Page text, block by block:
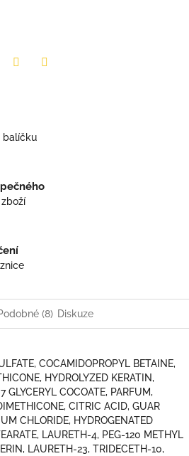
balíčku
(8) Diskuze
COCAMIDOPROPYL BETAINE,
HYDROLYZED KERATIN,
GLYCERYL COCOATE, PARFUM,
CITRIC ACID, GUAR
CHLORIDE, HYDROGENATED
LAURETH-4, PEG-120 METHYL
LAURETH-23, TRIDECETH-10,